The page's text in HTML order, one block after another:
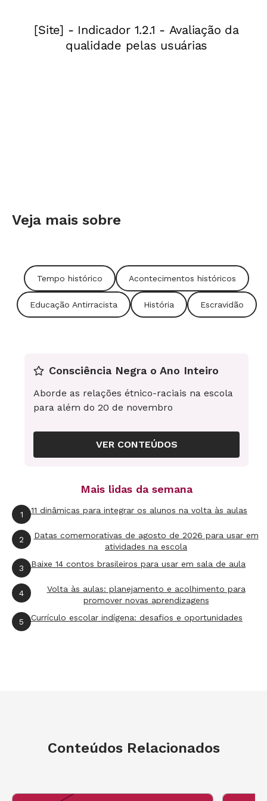
em diferentes períodos. Mais uma vez, o
fenômeno da escravidão é um exemplo útil: há,
deve ser abolida - pelo contrário. A ferramenta
importante é que ela seja construída com a
turma, contemplando diferentes
acontecimentos e cruzando informações",
aconselha Nucia Oliveira, especialista em
colaborar na pesquisa de datas e
acontecimentos importantes como também
propor alternativas de divisão ou modelos.
Para inspirar você, NOVA ESCOLA escolheu o
fim da escravidão no Brasil - tema comum nos
país - para mostrar como é possível desdobrá-
lo e apresentar sua complexidade usando a
linha do tempo. Abaixo está a linha que você já
usou muitas vezes. Em seguida, ela está
revigorada para mostrar como a abolição se
relaciona com outros marcos e ideias cuja
existência atravessa o calendário. Leia mais e
descubra.
Veja mais sobre
Tempo histórico Acontecimentos históricos
Educação Antirracista História Escravidão
Consciência Negra o Ano Inteiro
Aborde as relações étnico-raciais na escola
para além do 20 de novembro
VER CONTEÚDOS
Mais lidas da semana
1 11 dinâmicas para integrar os alunos na volta às aulas
2
Datas comemorativas de agosto de 2026 para usar em
atividades na escola
3 Baixe 14 contos brasileiros para usar em sala de aula
4
Volta às aulas: planejamento e acolhimento para
promover novas aprendizagens
5 Currículo escolar indígena: desafios e oportunidades
Conteúdos Relacionados